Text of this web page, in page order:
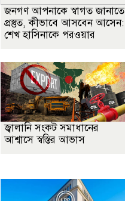
জনগণ আপনাকে স্বাগত জানাতে
প্রস্তুত, কীভাবে আসবেন আসেন:
শেখ হাসিনাকে পরওয়ার
জ্বালানি সংকট সমাধানের
আশ্বাসে স্বস্তির আভাস